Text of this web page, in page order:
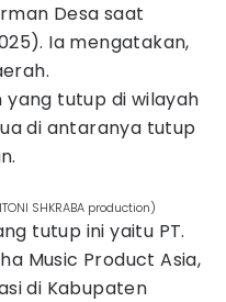
Desa saat
Ia mengatakan,
yang tutup di wilayah
di antaranya tutup
SHKRABA production)
tutup ini yaitu PT.
Music Product Asia,
di Kabupaten